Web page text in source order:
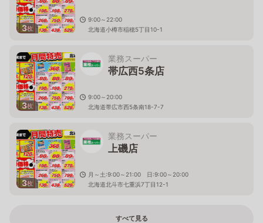
3枚
9:00～22:00
北海道小樽市稲穂5丁目10-1
3枚
業務スーパー
帯広西5条店
9:00～20:00
北海道帯広市西5条南18-7-7
3枚
業務スーパー
上磯店
月～土:9:00～21:00 日:9:00～20:00
北海道北斗市七重浜7丁目12-1
すべて見る